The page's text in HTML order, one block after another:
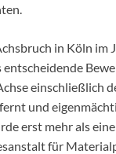
in Köln im
entscheidende
einschließlich
und
erst mehr als
für